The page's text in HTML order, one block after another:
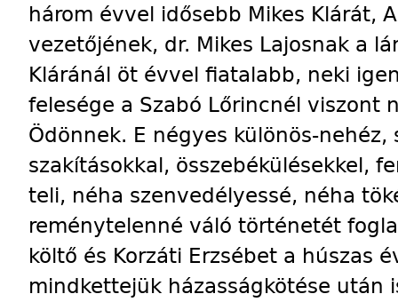
három évvel idősebb Mikes Klárát,
vezetőjének, dr. Mikes Lajosnak a
Kláránál öt évvel fiatalabb, neki
felesége a Szabó Lőrincnél viszont
Ödönnek. E négyes különös-nehéz,
szakításokkal, összebékülésekkel,
teli, néha szenvedélyessé, néha
reménytelenné váló történetét
költő és Korzáti Erzsébet a húszas
mindkettejük házasságkötése után